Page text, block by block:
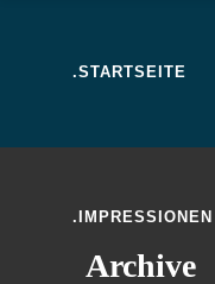
.STARTSEITE
.IMPRESSIONEN
Archive